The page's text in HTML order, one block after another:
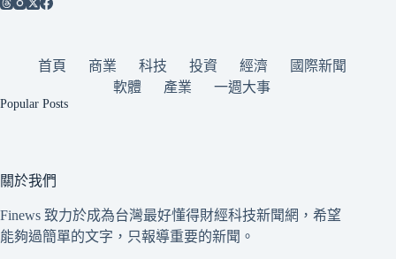
首頁 商業 科技 投資 經濟
國際新聞
軟體
產業 一週大事
Popular Posts
關於我們
Finews 致力於成為台灣最好懂得財經科技新聞網，希望
能夠過簡單的文字，只報導重要的新聞。